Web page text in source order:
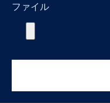
ファイル